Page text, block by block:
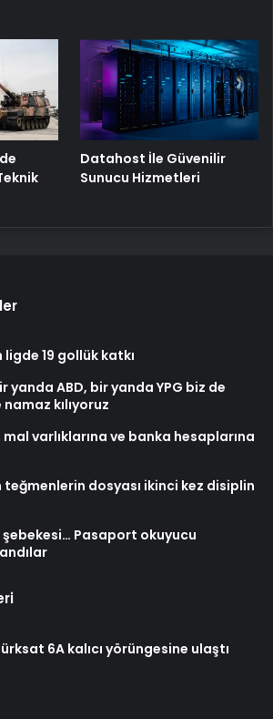
Datahost İle Güvenilir
Sunucu Hizmetleri
19 gollük katkı
yanda ABD, bir yanda YPG biz de
kılıyoruz
mal varlıklarına ve banka hesaplarına
teğmenlerin dosyası ikinci kez disiplin
Pasaport okuyucu
6A kalıcı yörüngesine ulaştı